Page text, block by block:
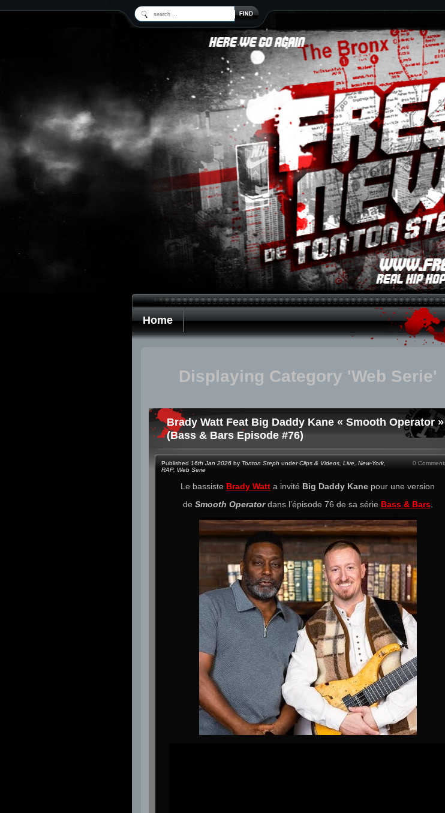
Home
Displaying Category 'Web Serie'
Brady Watt Feat Big Daddy Kane « Smooth Operator »
(Bass & Bars Episode #76)
Published 16th Jan 2026 by Tonton Steph underClips & Videos Live New-York
RAP, Web Serie
0 Comment
Le bassiste Brady Watt a invité Big Daddy Kane pour une version
de Smooth Operatordans l’épisode 76 de sa série Bass & Bars.